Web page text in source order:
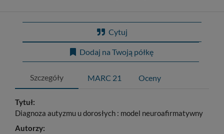
Cytuj
Dodaj na Twoją półkę
Szczegóły MARC 21 Oceny
Tytuł:
Diagnoza autyzmu u dorosłych : model neuroafirmatywny
Autorzy: